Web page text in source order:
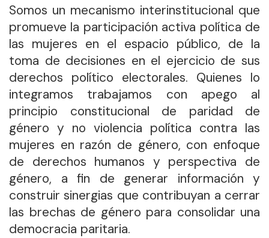
Somos un mecanismo interinstitucional que
promueve la participación activa política de
las mujeres en el espacio público, de la
toma de decisiones en el ejercicio de sus
derechos político electorales. Quienes lo
integramos trabajamos con apego al
principio constitucional de paridad de
género y no violencia política contra las
mujeres en razón de género, con enfoque
de derechos humanos y perspectiva de
género, a fin de generar información y
construir sinergias que contribuyan a cerrar
las brechas de género para consolidar una
democracia paritaria.